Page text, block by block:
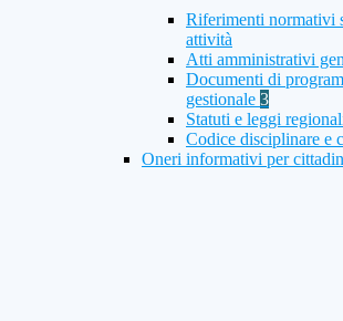
Riferimenti normativi
attività
Atti amministrativi
Documenti di
gestionale 3
Statuti e leggi
Codice disciplinare e
Oneri informativi per